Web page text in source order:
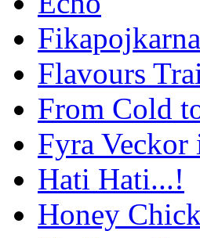
Flavours
From Cold
Fyra
Hati Hati...!
Honey